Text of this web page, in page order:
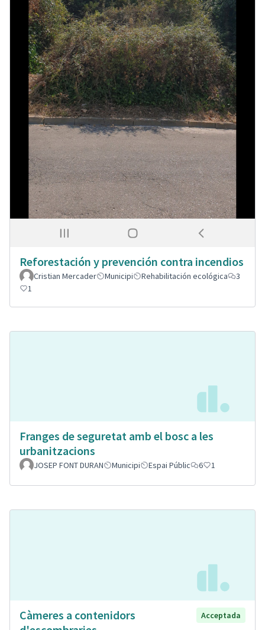
Reforestación y prevención contra incendios
Cristian Mercader Municipi Rehabilitación ecológica
3
1
Franges de seguretat amb el bosc a les
urbanitzacions
JOSEP FONT DURAN Municipi Espai Públic 6 1
Càmeres a contenidors
Acceptada